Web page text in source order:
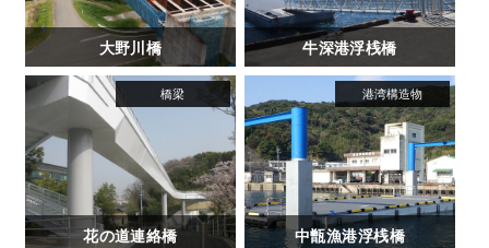
大野川橋 牛深港浮桟橋
花の道連絡橋 中甑漁港浮桟橋